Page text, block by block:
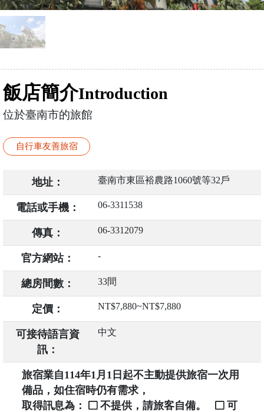
飯店簡介Introduction
位於臺南市的旅館
自行車友善旅宿
地址： 臺南市東區裕農路1060號等32戶
電話或手機： 06-3311538
傳真： 06-3312079
官方網站： -
總房間數： 33間
定價： NT$7,880~NT$7,880
可接待語言資
訊：
中文
旅宿業自114年1月1日起不主動提供旅宿一次用
備品，如住宿時仍有需求，
取得訊息為：
不提供，請旅客自備。
可